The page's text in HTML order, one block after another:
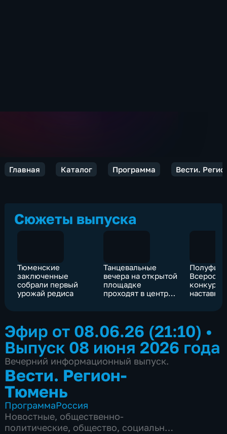
Главная Каталог Программа Вести.
Сюжеты выпуска
Тюменские
заключенные
собрали первый
урожай редиса
Танцевальные
вечера на открытой
площадке
проходят в центре
конкурса
Эфир от 08.06.26 (21:10) •
Выпуск 08 июня 2026 года
Вечерний информационный выпуск.
Вести. Регион-
Тюмень
ПрограммаРоссия
Новостные, общественно-
политические, общество, социально-